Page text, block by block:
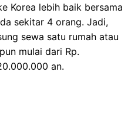
Korea lebih baik bersama
sekitar 4 orang. Jadi,
sewa satu rumah atau
mulai dari Rp.
an.